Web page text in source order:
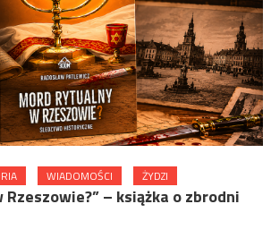
WIADOMOŚCI ŻYDZI
– książka o zbrodni